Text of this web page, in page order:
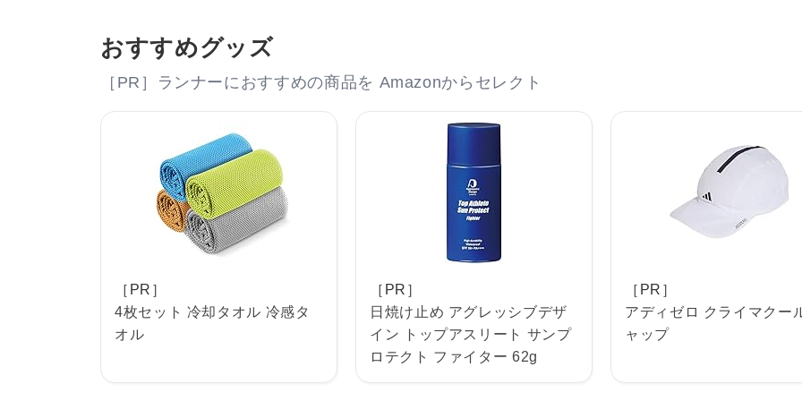
おすすめグッズ
［PR］ランナーにおすすめの商品を Amazonからセレクト
［PR］
4枚セット 冷却タオル 冷感タ
オル
［PR］
日焼け止め アグレッシブデザ
イン トップアスリート サンプ
ロテクト ファイター 62g
［PR］
アディゼロ クライマクー
ャップ